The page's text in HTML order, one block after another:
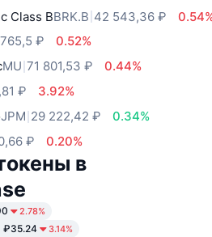
Class BBRK.B 42 543,36 ₽
₽
0.52%
MU 71 801,53 ₽
0.44%
₽
3.92%
JPM 29 222,42 ₽
0.34%
₽ 0.20%
в
2.78%
₽35.24 3.14%